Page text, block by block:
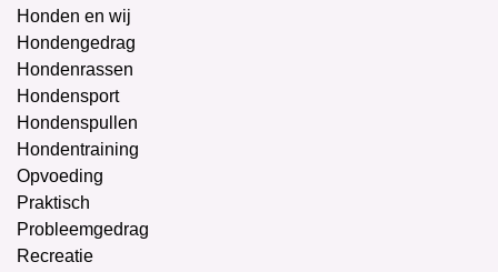
Honden en wij
Hondengedrag
Hondenrassen
Hondensport
Hondenspullen
Hondentraining
Opvoeding
Praktisch
Probleemgedrag
Recreatie